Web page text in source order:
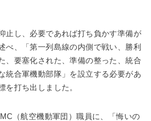
止し、必要であれば打ち負かす準備が
べ、「第一列島線の内側で戦い、勝利
、要塞化された、準備の整った、統合
統合軍機動部隊」を設立する必要があ
を打ち出しました。
（航空機動軍団）職員に、「悔いの